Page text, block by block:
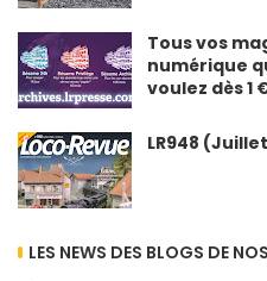
Tous vos
numérique
voulez dès 1
LR948
LES NEWS DES BLOGS DE